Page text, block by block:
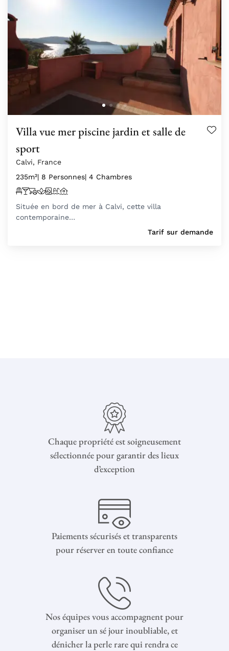
Villa vue mer piscine jardin et salle de
sport
Calvi, France
235m²| 8 Personnes| 4 Chambres
Située en bord de mer à Calvi, cette villa
contemporaine…
Tarif sur demande
Chaque propriété est soigneusement
sélectionnée pour garantir des lieux
d’exception
Paiements sécurisés et transparents
pour réserver en toute confiance
Nos équipes vous accompagnent pour
organiser un sé jour inoubliable, et
dénicher la perle rare qui rendra ce